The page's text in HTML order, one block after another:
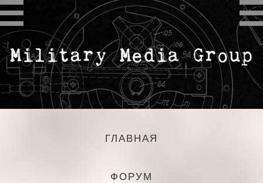
ГЛАВНАЯ
ФОРУМ